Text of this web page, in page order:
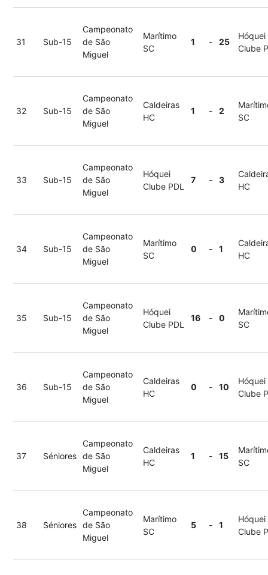
31 Sub-15
Campeonato
de São
Miguel
Marítimo
SC
1 - 25
Hóquei
Clube
32 Sub-15
Campeonato
de São
Miguel
Caldeiras
HC
1 - 2
SC
33 Sub-15
Campeonato
de São
Miguel
Hóquei
Clube PDL
7 - 3
HC
34 Sub-15
Campeonato
de São
Miguel
Marítimo
SC
0 - 1
HC
35 Sub-15
Campeonato
de São
Miguel
Hóquei
Clube PDL
16 - 0
SC
36 Sub-15
Campeonato
de São
Miguel
Caldeiras
HC
0 - 10
Hóquei
Clube
37 Séniores
Campeonato
de São
Miguel
Caldeiras
HC
1 - 15
SC
38 Séniores
Campeonato
de São
Miguel
Marítimo
SC
5 - 1
Hóquei
Clube